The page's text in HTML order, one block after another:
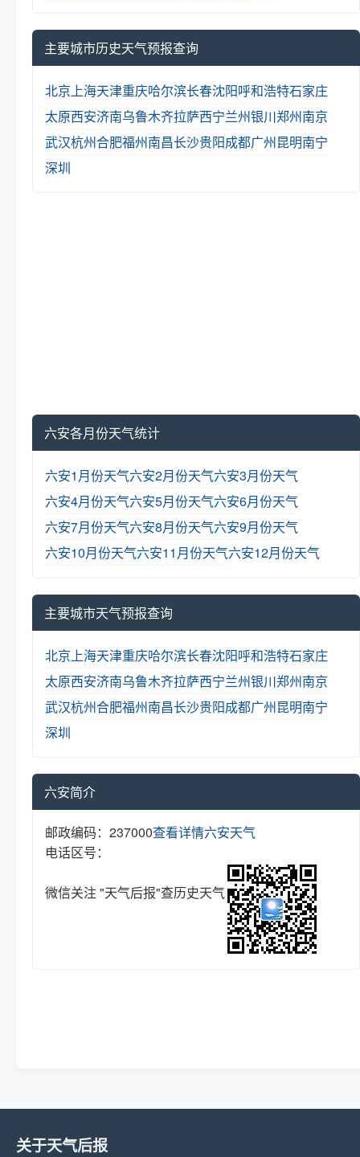
主要城市历史天气预报查询
北京 上海天津重庆哈尔滨长春沈阳呼和浩特石家庄
太原西安济南乌鲁木齐拉萨西宁兰州银川郑州南京
武汉杭州合肥福州南昌长沙贵阳成都广州昆明南宁
深圳
六安各月份天气统计
六安1月份天气六安2月份天气六安3月份天气
六安4月份天气六安5月份天气六安6月份天气
六安7月份天气六安8月份天气六安9月份天气
六安10月份天气六安11月份天气六安12月份天气
主要城市天气预报查询
北京 上海天津重庆哈尔滨长春沈阳呼和浩特石家庄
太原西安济南乌鲁木齐拉萨西宁兰州银川郑州南京
武汉杭州合肥福州南昌长沙贵阳成都广州昆明南宁
深圳
六安简介
邮政编码：237000
电话区号：
查看详情六安天气
微信关注 "天气后报"查历史天气
关于天气后报